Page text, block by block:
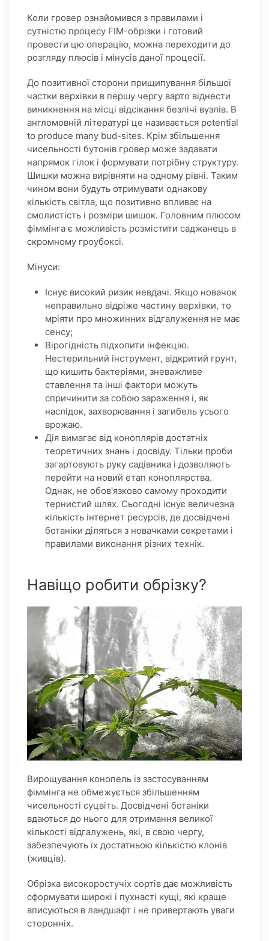
Коли гровер ознайомився з правилами і
сутністю процесу FIM-обрізки і готовий
провести цю операцію, можна переходити до
розгляду плюсів і мінусів даної процесії.
До позитивної сторони прищипування більшої
частки верхівки в першу чергу варто віднести
виникнення на місці відсікання безлічі вузлів. В
англомовній літературі це називається potential
to produce many bud-sites. Крім збільшення
чисельності бутонів гровер може задавати
напрямок гілок і формувати потрібну структуру.
Шишки можна вирівняти на одному рівні. Таким
чином вони будуть отримувати однакову
кількість світла, що позитивно впливає на
смолистість і розміри шишок. Головним плюсом
фіммінга є можливість розмістити саджанець в
скромному гроубоксі.
Мінуси:
Існує високий ризик невдачі. Якщо новачок
неправильно відріже частину верхівки, то
мріяти про множинних відгалуження не має
сенсу;
Вірогідність підхопити інфекцію.
Нестерильний інструмент, відкритий грунт,
що кишить бактеріями, зневажливе
ставлення та інші фактори можуть
спричинити за собою зараження і, як
наслідок, захворювання і загибель усього
врожаю.
Дія вимагає від коноплярів достатніх
теоретичних знань і досвіду. Тільки проби
загартовують руку садівника і дозволяють
перейти на новий етап коноплярства.
Однак, не обов'язково самому проходити
тернистий шлях. Сьогодні існує величезна
кількість інтернет ресурсів, де досвідчені
ботаніки діляться з новачками секретами і
правилами виконання різних технік.
Навіщо робити обрізку?
Вирощування конопель із застосуванням
фіммінга не обмежується збільшенням
чисельності суцвіть. Досвідчені ботаніки
вдаються до нього для отримання великої
кількості відгалужень, які, в свою чергу,
забезпечують їх достатньою кількістю клонів
(живців).
Обрізка високоростучіх сортів дає можливість
сформувати широкі і пухнасті кущі, які краще
вписуються в ландшафт і не привертають уваги
сторонніх.